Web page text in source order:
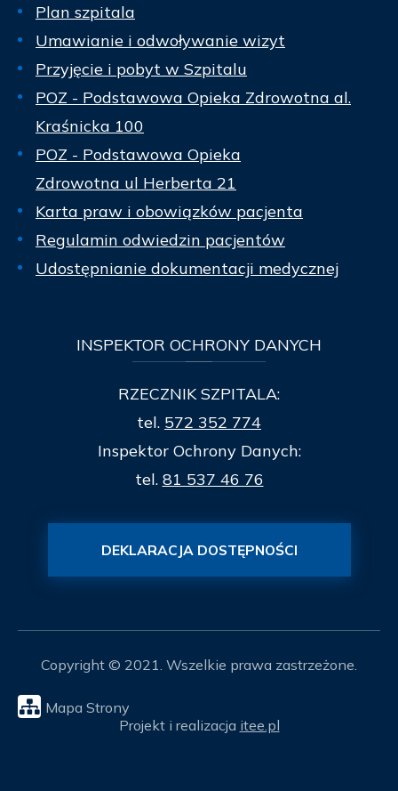
Plan szpitala
Umawianie i odwoływanie wizyt
Przyjęcie i pobyt w Szpitalu
POZ - Podstawowa Opieka Zdrowotna al.
Kraśnicka 100
POZ - Podstawowa Opieka
Zdrowotna ul Herberta 21
Karta praw i obowiązków pacjenta
Regulamin odwiedzin pacjentów
Udostępnianie dokumentacji medycznej
INSPEKTOR OCHRONY DANYCH
RZECZNIK SZPITALA:
tel. 572 352 774
Inspektor Ochrony Danych:
tel. 81 537 46 76
DEKLARACJA DOSTĘPNOŚCI
Copyright © 2021. Wszelkie prawa zastrzeżone.
Mapa Strony
Projekt i realizacja itee.pl